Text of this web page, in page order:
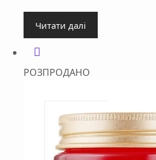
Читати далі
РОЗПРОДАНО